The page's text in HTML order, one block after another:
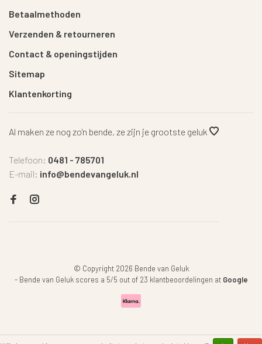
Betaalmethoden
Verzenden & retourneren
Contact & openingstijden
Sitemap
Klantenkorting
Al maken ze nog zo'n bende, ze zijn je grootste geluk
Telefoon: 0481 - 785701
E-mail: info@bendevangeluk.nl
© Copyright 2026 Bende van Geluk
- Bende van Geluk scores a 5/5 out of 23 klantbeoordelingen at Google